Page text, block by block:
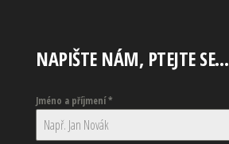
NAPIŠTE NÁM, PTEJTE SE…
Jméno a příjmení*